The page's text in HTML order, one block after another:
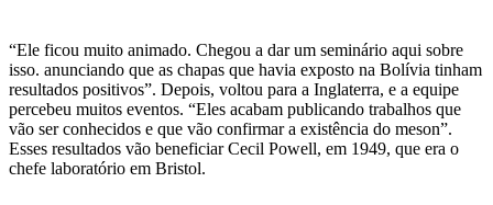
“Ele ficou muito animado. Chegou a dar um seminário aqui sobre
isso. anunciando que as chapas que havia exposto na Bolívia tinham
resultados positivos”. Depois, voltou para a Inglaterra, e a equipe
percebeu muitos eventos. “Eles acabam publicando trabalhos que
vão ser conhecidos e que vão confirmar a existência do meson”.
Esses resultados vão beneficiar Cecil Powell, em 1949, que era o
chefe laboratório em Bristol.